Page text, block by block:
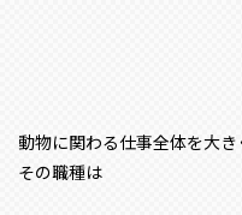
動物に関わる仕事全体を大き
その職種は